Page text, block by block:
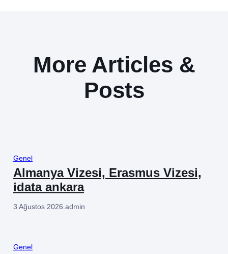
More Articles &
Posts
Genel
Almanya Vizesi, Erasmus Vizesi,
idata ankara
3 Ağustos 2026.admin
Genel